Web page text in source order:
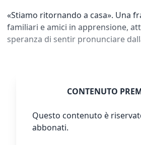
«Stiamo ritornando a casa». Una
familiari e amici in apprensione,
speranza di sentir pronunciare
CONTENUTO
Questo contenuto è
abbonati.